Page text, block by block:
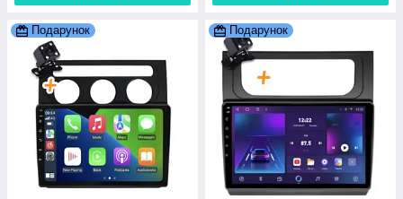
Подарунок Подарунок